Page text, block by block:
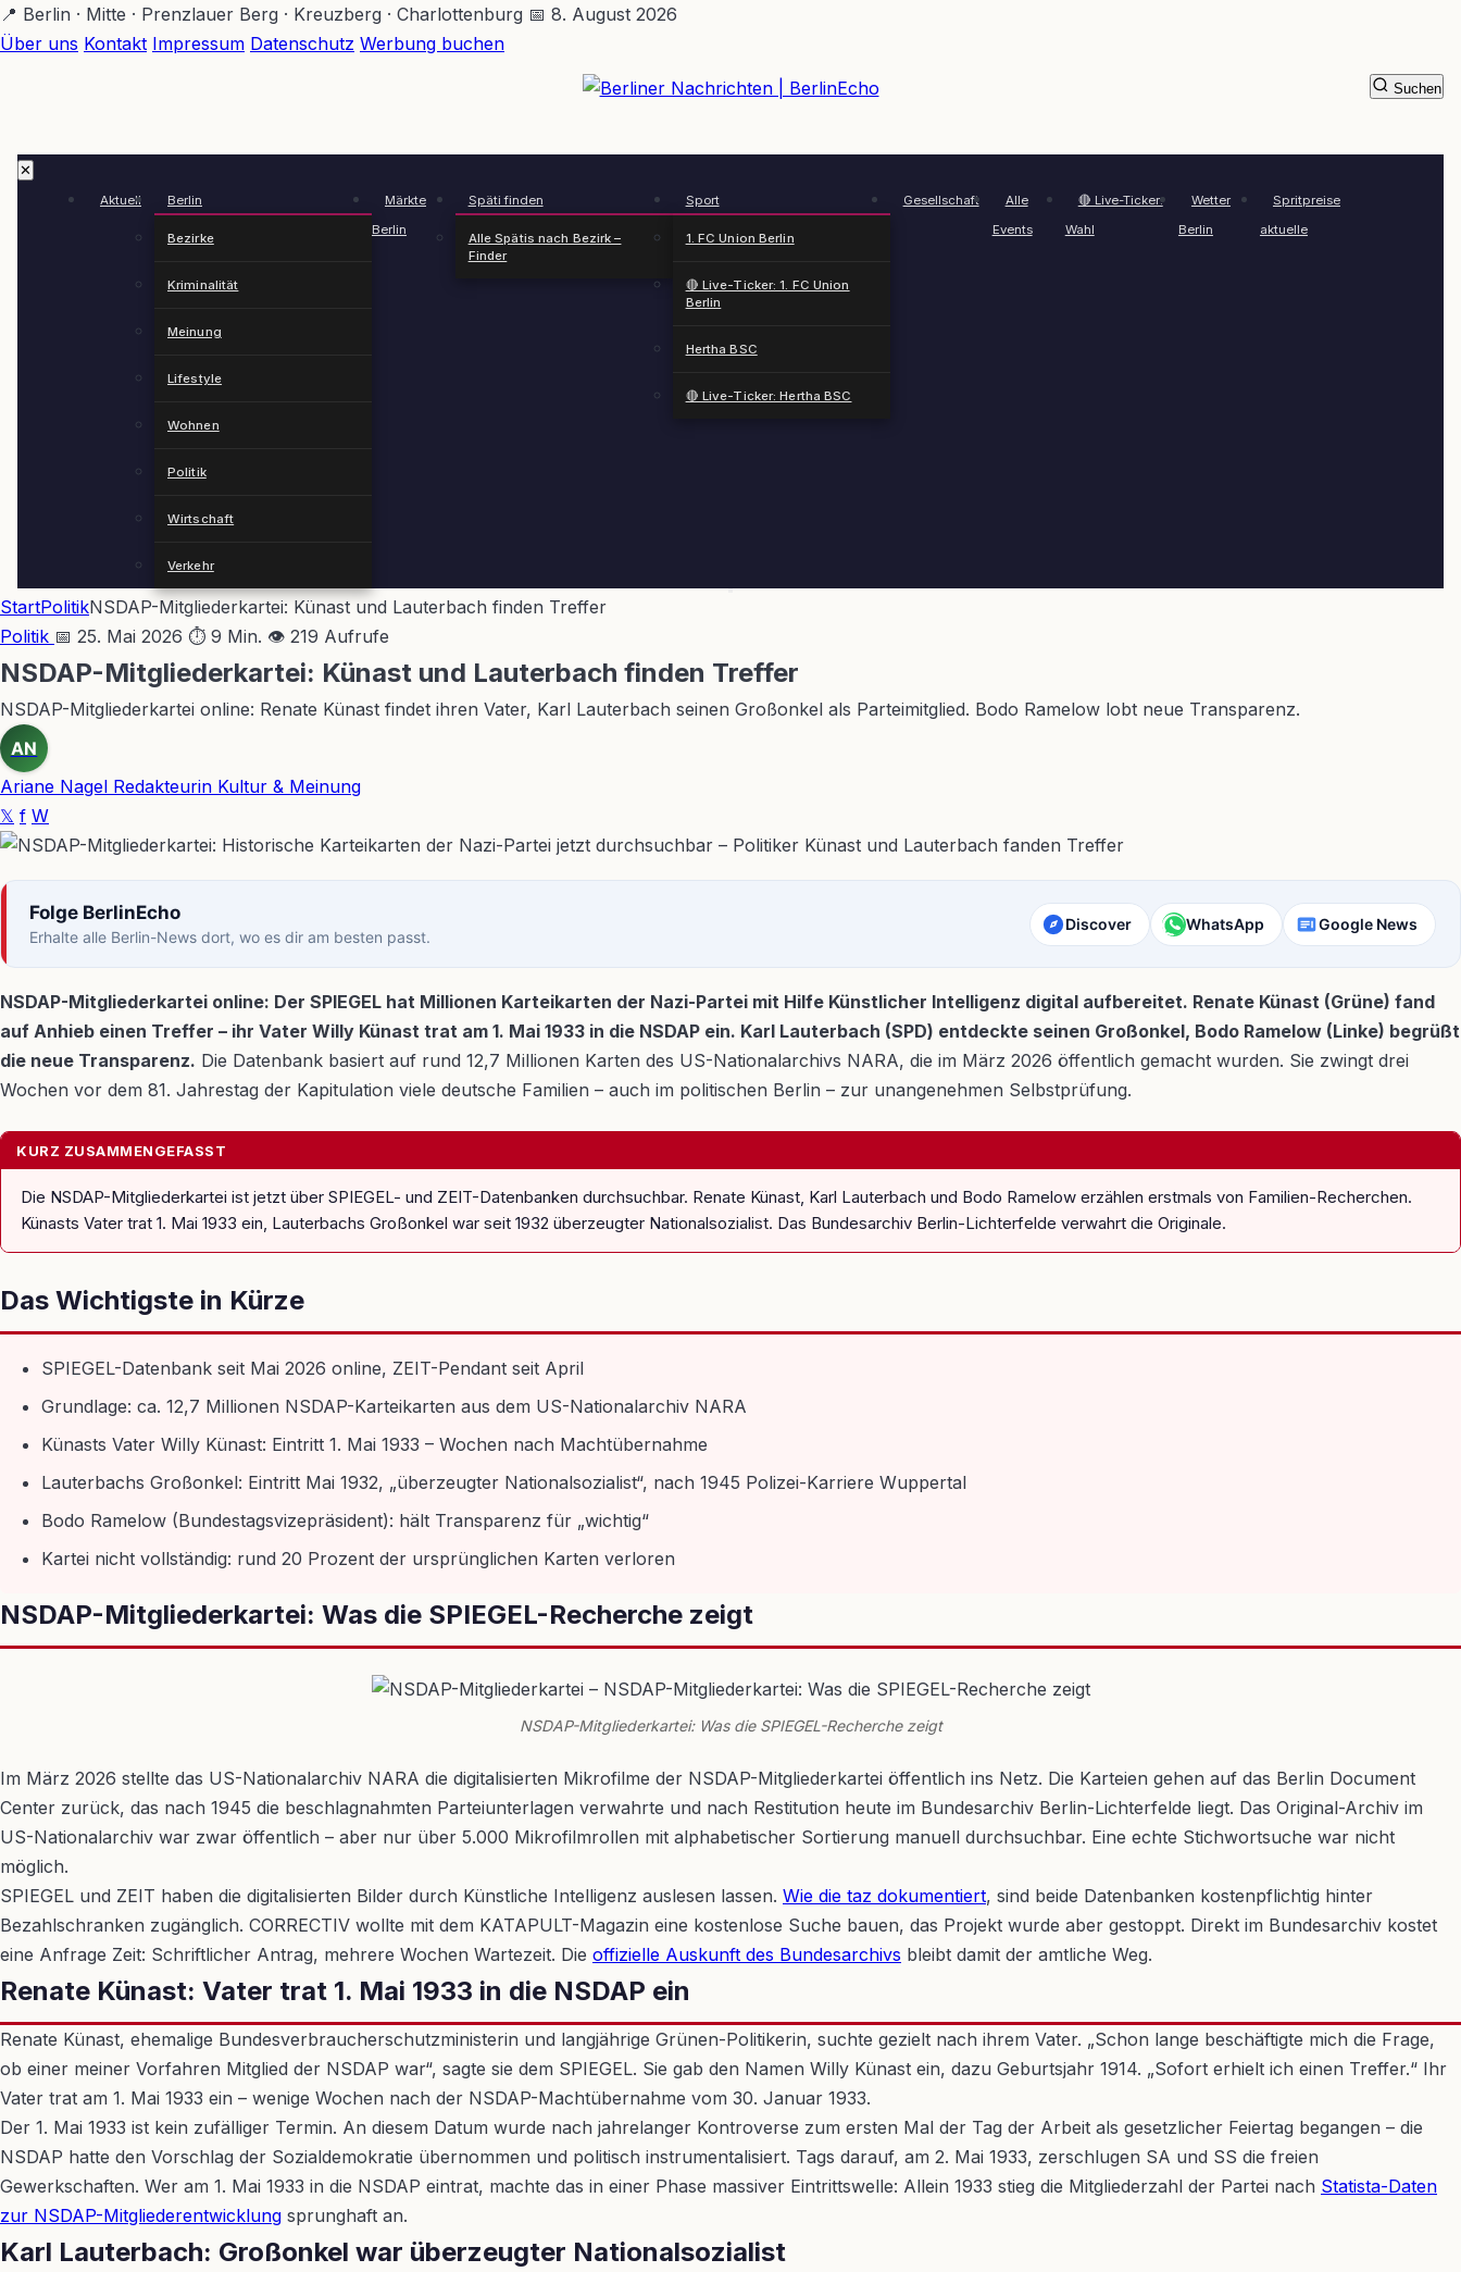
Zum
Hauptinhalt
📍 Berlin · Mitte · Prenzlauer Berg · Kreuzberg · Charlottenburg 📅 8. August 2026
Über uns Kontakt Impressum Datenschutz Werbung buchen
✕
Aktuell Berlin
Bezirke
Kriminalität
Meinung
Lifestyle
Wohnen
Politik
Wirtschaft
Verkehr
Märkte
Berlin
Späti finden
Alle Spätis nach Bezirk –
Finder
Sport
1. FC Union Berlin
🔴 Live-Ticker: 1. FC Union
Berlin
Hertha BSC
🔴 Live-Ticker: Hertha BSC
Gesellschaft
Alle
Events
🔴 Live-Ticker:
Wahl
Wetter
Berlin
Spritpreise
aktuelle
Suchen
StartPolitikNSDAP-Mitgliederkartei: Künast und Lauterbach finden Treffer
Politik 📅 25. Mai 2026 ⏱ 9 Min. 👁 219 Aufrufe
NSDAP-Mitgliederkartei: Künast und Lauterbach finden Treffer
NSDAP-Mitgliederkartei online: Renate Künast findet ihren Vater, Karl Lauterbach seinen Großonkel als Parteimitglied. Bodo Ramelow lobt neue Transparenz.
AN
Ariane Nagel Redakteurin Kultur & Meinung
𝕏 f W
Folge BerlinEcho
Erhalte alle Berlin-News dort, wo es dir am besten passt.
Discover WhatsApp Google News
NSDAP-Mitgliederkartei online: Der SPIEGEL hat Millionen Karteikarten der Nazi-Partei mit Hilfe Künstlicher Intelligenz digital aufbereitet. Renate Künast (Grüne) fand
auf Anhieb einen Treffer – ihr Vater Willy Künast trat am 1. Mai 1933 in die NSDAP ein. Karl Lauterbach (SPD) entdeckte seinen Großonkel, Bodo Ramelow (Linke) begrüßt
die neue Transparenz. Die Datenbank basiert auf rund 12,7 Millionen Karten des US-Nationalarchivs NARA, die im März 2026 öffentlich gemacht wurden. Sie zwingt drei
Wochen vor dem 81. Jahrestag der Kapitulation viele deutsche Familien – auch im politischen Berlin – zur unangenehmen Selbstprüfung.
KURZ ZUSAMMENGEFASST
Die NSDAP-Mitgliederkartei ist jetzt über SPIEGEL- und ZEIT-Datenbanken durchsuchbar. Renate Künast, Karl Lauterbach und Bodo Ramelow erzählen erstmals von Familien-Recherchen.
Künasts Vater trat 1. Mai 1933 ein, Lauterbachs Großonkel war seit 1932 überzeugter Nationalsozialist. Das Bundesarchiv Berlin-Lichterfelde verwahrt die Originale.
Das Wichtigste in Kürze
SPIEGEL-Datenbank seit Mai 2026 online, ZEIT-Pendant seit April
Grundlage: ca. 12,7 Millionen NSDAP-Karteikarten aus dem US-Nationalarchiv NARA
Künasts Vater Willy Künast: Eintritt 1. Mai 1933 – Wochen nach Machtübernahme
Lauterbachs Großonkel: Eintritt Mai 1932, „überzeugter Nationalsozialist“, nach 1945 Polizei-Karriere Wuppertal
Bodo Ramelow (Bundestagsvizepräsident): hält Transparenz für „wichtig“
Kartei nicht vollständig: rund 20 Prozent der ursprünglichen Karten verloren
NSDAP-Mitgliederkartei: Was die SPIEGEL-Recherche zeigt
NSDAP-Mitgliederkartei: Was die SPIEGEL-Recherche zeigt
Im März 2026 stellte das US-Nationalarchiv NARA die digitalisierten Mikrofilme der NSDAP-Mitgliederkartei öffentlich ins Netz. Die Karteien gehen auf das Berlin Document
Center zurück, das nach 1945 die beschlagnahmten Parteiunterlagen verwahrte und nach Restitution heute im Bundesarchiv Berlin-Lichterfelde liegt. Das Original-Archiv im
US-Nationalarchiv war zwar öffentlich – aber nur über 5.000 Mikrofilmrollen mit alphabetischer Sortierung manuell durchsuchbar. Eine echte Stichwortsuche war nicht
möglich.
SPIEGEL und ZEIT haben die digitalisierten Bilder durch Künstliche Intelligenz auslesen lassen. Wie die taz dokumentiert, sind beide Datenbanken kostenpflichtig hinter
Bezahlschranken zugänglich. CORRECTIV wollte mit dem KATAPULT-Magazin eine kostenlose Suche bauen, das Projekt wurde aber gestoppt. Direkt im Bundesarchiv kostet
eine Anfrage Zeit: Schriftlicher Antrag, mehrere Wochen Wartezeit. Die offizielle Auskunft des Bundesarchivs bleibt damit der amtliche Weg.
Renate Künast: Vater trat 1. Mai 1933 in die NSDAP ein
Renate Künast, ehemalige Bundesverbraucherschutzministerin und langjährige Grünen-Politikerin, suchte gezielt nach ihrem Vater. „Schon lange beschäftigte mich die Frage,
ob einer meiner Vorfahren Mitglied der NSDAP war“, sagte sie dem SPIEGEL. Sie gab den Namen Willy Künast ein, dazu Geburtsjahr 1914. „Sofort erhielt ich einen Treffer.“ Ihr
Vater trat am 1. Mai 1933 ein – wenige Wochen nach der NSDAP-Machtübernahme vom 30. Januar 1933.
Der 1. Mai 1933 ist kein zufälliger Termin. An diesem Datum wurde nach jahrelanger Kontroverse zum ersten Mal der Tag der Arbeit als gesetzlicher Feiertag begangen – die
NSDAP hatte den Vorschlag der Sozialdemokratie übernommen und politisch instrumentalisiert. Tags darauf, am 2. Mai 1933, zerschlugen SA und SS die freien
Gewerkschaften. Wer am 1. Mai 1933 in die NSDAP eintrat, machte das in einer Phase massiver Eintrittswelle: Allein 1933 stieg die Mitgliederzahl der Partei nach Statista-Daten
zur NSDAP-Mitgliederentwicklung sprunghaft an.
Karl Lauterbach: Großonkel war überzeugter Nationalsozialist